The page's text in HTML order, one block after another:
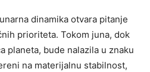
dinamika otvara pitanje
prioriteta. Tokom juna, dok
planeta, bude nalazila u znaku
na materijalnu stabilnost,